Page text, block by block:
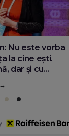
de la Google
că diaspora